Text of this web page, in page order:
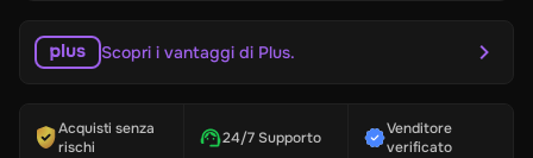
Scopri i vantaggi di Plus.
Acquisti senza
rischi
24/7 Supporto
Venditore
verificato